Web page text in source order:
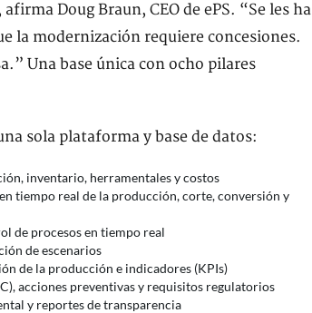
Doug Braun, CEO de ePS. “Se les ha
la modernización requiere concesiones.
Una base única con ocho pilares
sola plataforma y base de datos:
inventario, herramentales y costos
tiempo real de la producción, corte, conversión y
de procesos en tiempo real
de escenarios
de la producción e indicadores (KPIs)
acciones preventivas y requisitos regulatorios
y reportes de transparencia